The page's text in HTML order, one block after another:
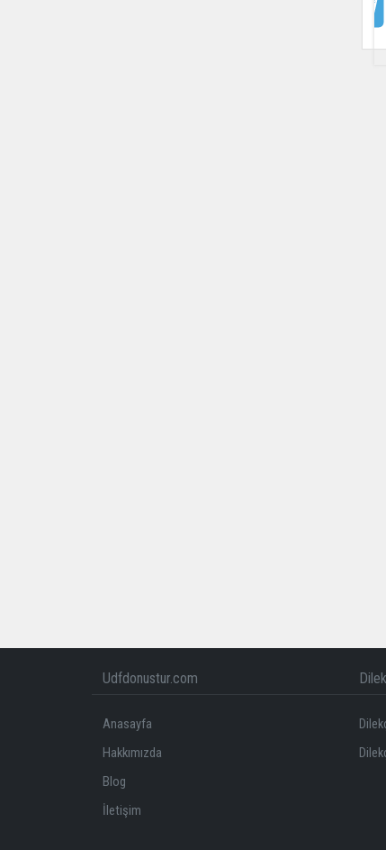
Udfdonustur.com
Anasayfa
Hakkımızda
Blog
İletişim